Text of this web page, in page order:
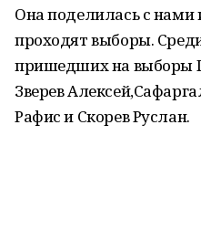
Она поделилась с
проходят выборы.
пришедших на выборы
Зверев
Рафис и Скорев Руслан.